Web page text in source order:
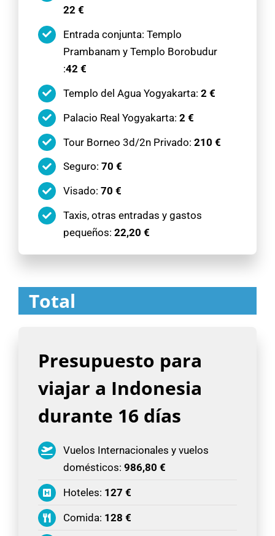
22 €
Entrada conjunta: Templo
Prambanam y Templo Borobudur
:42 €
Templo del Agua Yogyakarta: 2 €
Palacio Real Yogyakarta: 2 €
Tour Borneo 3d/2n Privado: 210 €
Seguro: 70 €
Visado: 70 €
Taxis, otras entradas y gastos
pequeños: 22,20 €
Total
Presupuesto para
viajar a Indonesia
durante 16 días
Vuelos Internacionales y vuelos
domésticos: 986,80 €
Hoteles: 127 €
Comida: 128 €